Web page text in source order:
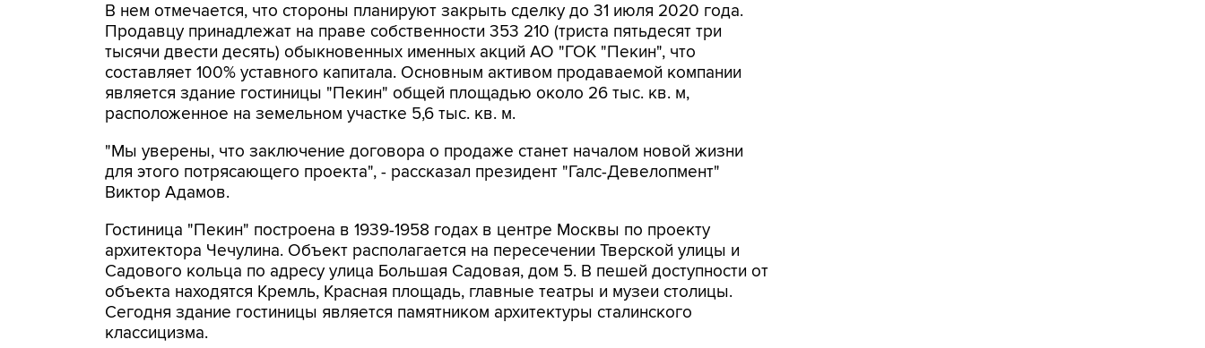
В нем отмечается, что стороны планируют закрыть сделку до 31 июля 2020 года.
Продавцу принадлежат на праве собственности 353 210 (триста пятьдесят три
тысячи двести десять) обыкновенных именных акций АО "ГОК "Пекин", что
составляет 100% уставного капитала. Основным активом продаваемой компании
является здание гостиницы "Пекин" общей площадью около 26 тыс. кв. м,
расположенное на земельном участке 5,6 тыс. кв. м.
"Мы уверены, что заключение договора о продаже станет началом новой жизни
для этого потрясающего проекта", - рассказал президент "Галс-Девелопмент"
Виктор Адамов.
Гостиница "Пекин" построена в 1939-1958 годах в центре Москвы по проекту
архитектора Чечулина. Объект располагается на пересечении Тверской улицы и
Садового кольца по адресу улица Большая Садовая, дом 5. В пешей доступности от
объекта находятся Кремль, Красная площадь, главные театры и музеи столицы.
Сегодня здание гостиницы является памятником архитектуры сталинского
классицизма.